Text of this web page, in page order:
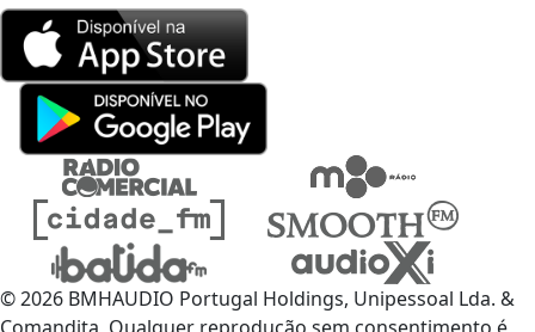
© 2026 BMHAUDIO Portugal Holdings, Unipessoal Lda. &